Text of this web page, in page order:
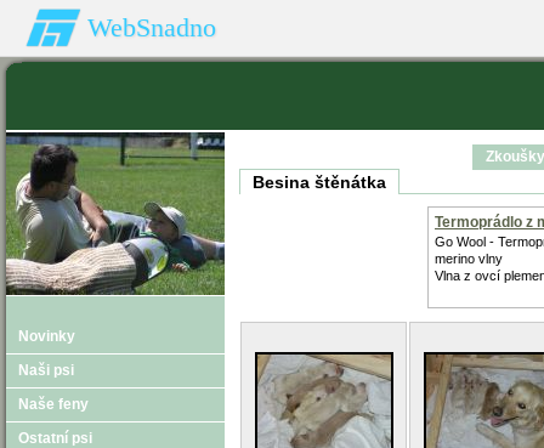
WebSnadno
Novinky
Naši psi
Naše feny
Ostatní psi
Besina štěnátka
Termoprádlo z
vlny
Go Wool -
merino vlny
Vlna z ovcí